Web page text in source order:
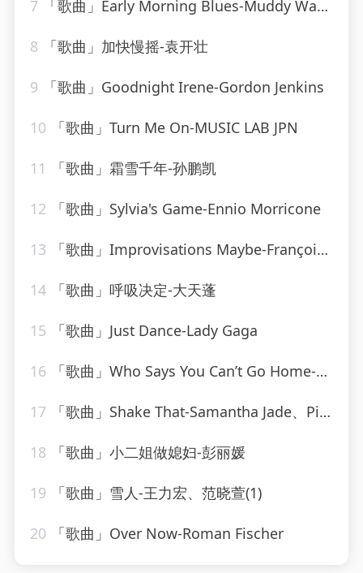
7 「歌曲」Early Morning Blues-Muddy Waters
8 「歌曲」加快慢摇-袁开壮
9 「歌曲」Goodnight Irene-Gordon Jenkins
10 「歌曲」Turn Me On-MUSIC LAB JPN
11 「歌曲」霜雪千年-孙鹏凯
12 「歌曲」Sylvia's Game-Ennio Morricone
13 「歌曲」Improvisations Maybe-François Joel Thiollier
14 「歌曲」呼吸决定-大天蓬
15 「歌曲」Just Dance-Lady Gaga
16 「歌曲」Who Says You Can’t Go Home-Ultimate Dance Hits(1)
17 「歌曲」Shake That-Samantha Jade、Pitbull
18 「歌曲」小二姐做媳妇-彭丽媛
19 「歌曲」雪人-王力宏、范晓萱(1)
20 「歌曲」Over Now-Roman Fischer